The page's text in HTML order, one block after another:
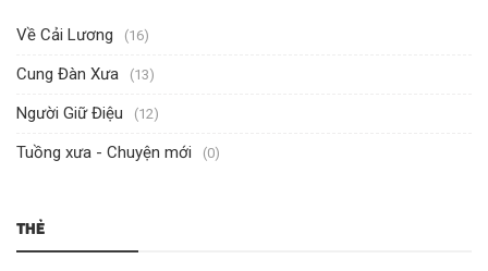
Về Cải Lương (16)
Cung Đàn Xưa (13)
Người Giữ Điệu (12)
Tuồng xưa - Chuyện mới (0)
THẺ